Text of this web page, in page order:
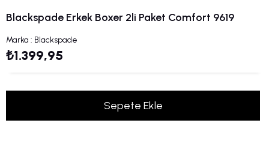
Blackspade Erkek Boxer 2li Paket Comfort 9619
Marka : Blackspade
₺1.399,95